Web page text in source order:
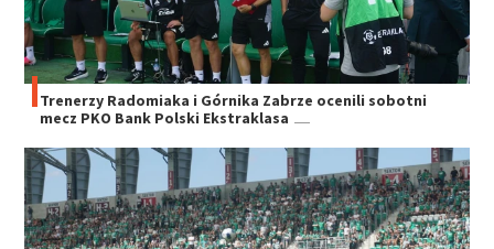
Trenerzy Radomiaka i Górnika Zabrze ocenili sobotni
mecz PKO Bank Polski Ekstraklasa